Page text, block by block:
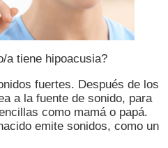
a tiene hipoacusia?
fuertes. Después de los
a la fuente de sonido, para
como mamá o papá.
emite sonidos, como un